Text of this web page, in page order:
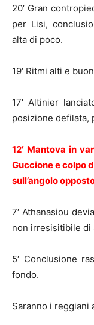
20′ Gran
per Lisi,
alta di poco.
19′ Ritmi alti e
17′ Altinier
posizione defilata,
12′ Mantova in
Guccione e colpo
sull’angolo
7′ Athanasiou
non irresisitibile di
5′ Conclusione
fondo.
Saranno i reggiani